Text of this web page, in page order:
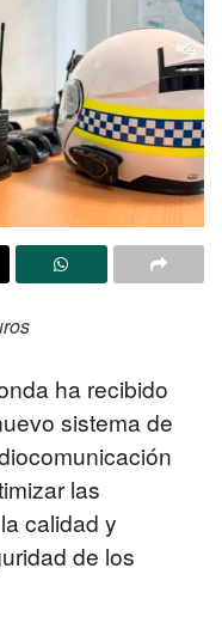
ha recibido
sistema de
las
calidad y
de los